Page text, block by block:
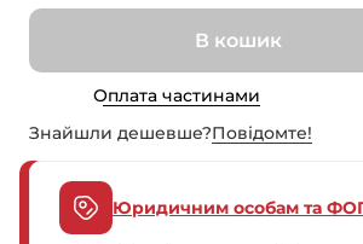
В кошик
Оплата частинами
Знайшли дешевше?Повiдомте!
Юридичним особам та